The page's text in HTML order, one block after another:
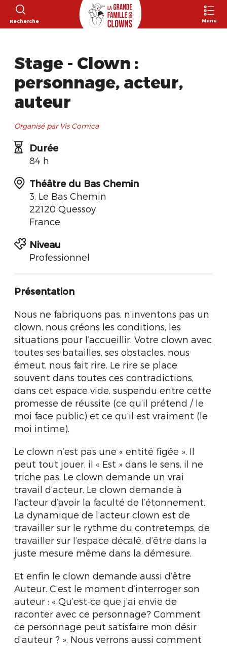
Recherche Menu
Stage - Clown :
personnage, acteur,
auteur
Organisé par Vis Comica
Durée
84 h
Théâtre du Bas Chemin
3, Le Bas Chemin
22120 Quessoy
France
Niveau
Professionnel
Présentation
Nous ne fabriquons pas, n’inventons pas un
clown, nous créons les conditions, les
situations pour l’accueillir. Votre clown avec
toutes ses batailles, ses obstacles, nous
émeut, nous fait rire. Le rire se place
souvent dans toutes ces contradictions,
dans cet espace vide, suspendu entre cette
promesse de réussite (ce qu’il prétend / le
moi face public) et ce qu’il est vraiment (le
moi intime).
Le clown n’est pas une « entité figée ». Il
peut tout jouer, il « Est » dans le sens, il ne
triche pas. Le clown demande un vrai
travail d’acteur. Le clown demande à
l’acteur d’avoir la faculté de l’étonnement.
La dynamique de l’acteur clown est de
travailler sur le rythme du contretemps, de
travailler sur l’espace décalé, d’être dans la
juste mesure même dans la démesure.
Et enfin le clown demande aussi d’être
Auteur. C’est le moment d’interroger son
auteur : « Qu’est-ce que j’ai envie de
raconter avec ce personnage? Comment
ce personnage peut satisfaire mon désir
d’auteur ? ». Nous verrons aussi comment